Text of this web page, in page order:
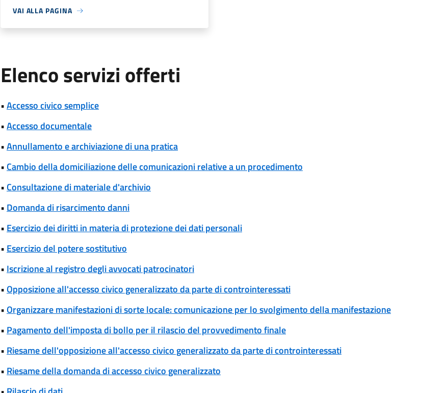
VAI ALLA PAGINA
Elenco servizi offerti
•Accesso civico semplice
•Accesso documentale
•Annullamento e archiviazione di una pratica
• Cambio della domiciliazione delle comunicazioni relative a un procedimento
• Consultazione di materiale d'archivio
• Domanda di risarcimento danni
• Esercizio dei diritti in materia di protezione dei dati personali
• Esercizio del potere sostitutivo
• Iscrizione al registro degli avvocati patrocinatori
•Opposizione all'accesso civico generalizzato da parte di controinteressati
•Organizzare manifestazioni di sorte locale: comunicazione per lo svolgimento della manifestazione
• Pagamento dell'imposta di bollo per il rilascio del provvedimento finale
• Riesame dell'opposizione all'accesso civico generalizzato da parte di controinteressati
• Riesame della domanda di accesso civico generalizzato